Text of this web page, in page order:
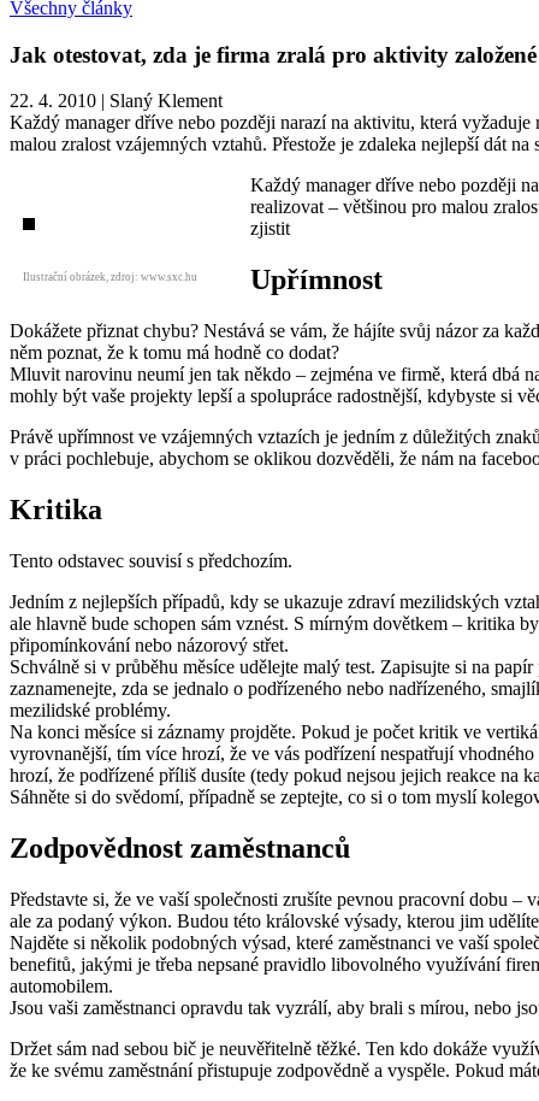
Všechny články
Jak otestovat, zda je firma zralá pro aktivity
22. 4. 2010 | Slaný Klement
Každý manager dříve nebo později narazí na aktivitu, která
malou zralost vzájemných vztahů. Přestože je zdaleka nejlepší dát
Ilustrační obrázek, zdroj: www.sxc.hu
Každý manager dříve nebo později
realizovat – většinou pro malou
zjistit
Upřímnost
Dokážete přiznat chybu? Nestává se vám, že hájíte svůj názor za
něm poznat, že k tomu má hodně co dodat?
Mluvit narovinu neumí jen tak někdo – zejména ve firmě, která dbá
mohly být vaše projekty lepší a spolupráce radostnější, kdybyste si
Právě upřímnost ve vzájemných vztazích je jedním z důležitých
v práci pochlebuje, abychom se oklikou dozvěděli, že nám na
Kritika
Tento odstavec souvisí s předchozím.
Jedním z nejlepších případů, kdy se ukazuje zdraví mezilidských
ale hlavně bude schopen sám vznést. S mírným dovětkem – kritika
připomínkování nebo názorový střet.
Schválně si v průběhu měsíce udělejte malý test. Zapisujte si na
zaznamenejte, zda se jednalo o podřízeného nebo nadřízeného,
mezilidské problémy.
Na konci měsíce si záznamy projděte. Pokud je počet kritik ve
vyrovnanější, tím více hrozí, že ve vás podřízení nespatřují
hrozí, že podřízené příliš dusíte (tedy pokud nejsou jejich reakce na
Sáhněte si do svědomí, případně se zeptejte, co si o tom myslí
Zodpovědnost zaměstnanců
Představte si, že ve vaší společnosti zrušíte pevnou pracovní dobu
ale za podaný výkon. Budou této královské výsady, kterou jim
Najděte si několik podobných výsad, které zaměstnanci ve vaší
benefitů, jakými je třeba nepsané pravidlo libovolného využívání
automobilem.
Jsou vaši zaměstnanci opravdu tak vyzrálí, aby brali s mírou, nebo
Držet sám nad sebou bič je neuvěřitelně těžké. Ten kdo dokáže
že ke svému zaměstnání přistupuje zodpovědně a vyspěle. Pokud